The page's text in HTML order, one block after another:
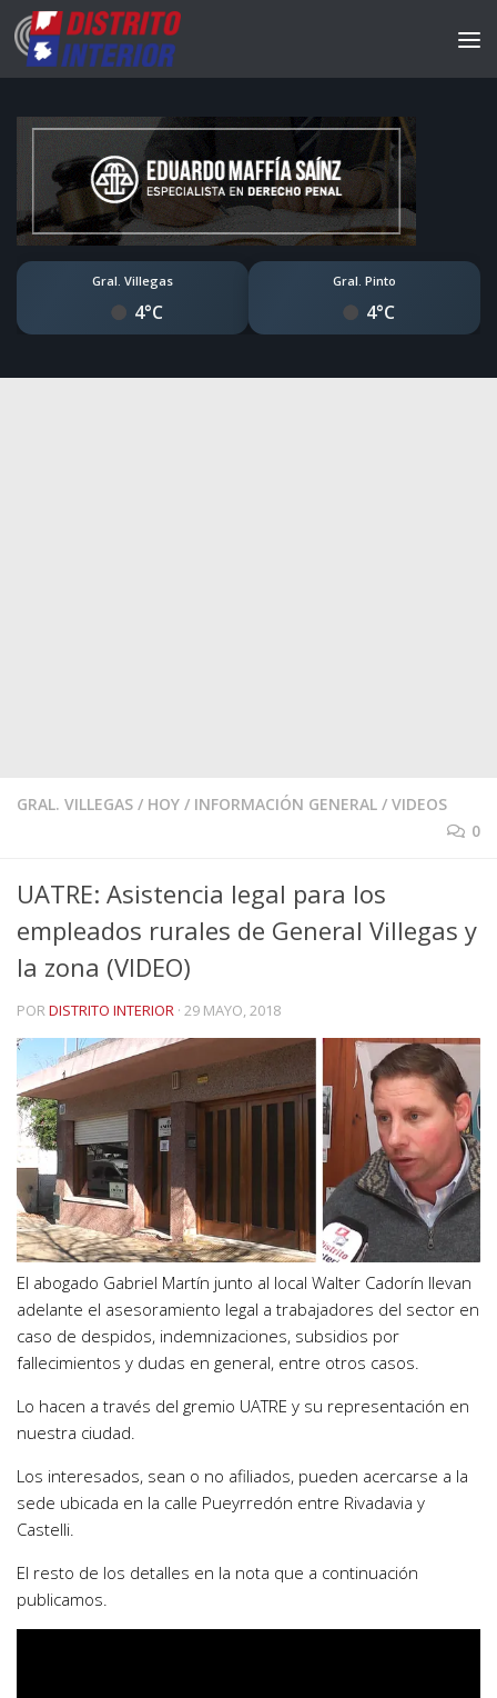
Gral. Villegas
4°C
Gral. Pinto
4°C
GRAL. VILLEGAS / HOY / INFORMACIÓN GENERAL / VIDEOS
0
UATRE: Asistencia legal para los
empleados rurales de General Villegas y
la zona (VIDEO)
PORDISTRITO INTERIOR · 29 MAYO, 2018
El abogado Gabriel Martín junto al local Walter Cadorín llevan
adelante el asesoramiento legal a trabajadores del sector en
caso de despidos, indemnizaciones, subsidios por
fallecimientos y dudas en general, entre otros casos.
Lo hacen a través del gremio UATRE y su representación en
nuestra ciudad.
Los interesados, sean o no afiliados, pueden acercarse a la
sede ubicada en la calle Pueyrredón entre Rivadavia y
Castelli.
El resto de los detalles en la nota que a continuación
publicamos.